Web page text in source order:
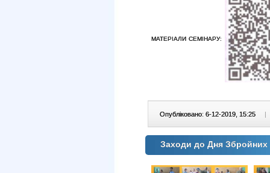
МАТЕРІАЛИ СЕМІНАРУ:
Опубліковано: 6-12-2019, 15:25 |
Заходи до Дня